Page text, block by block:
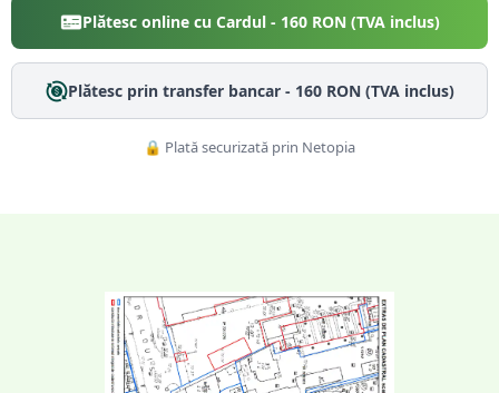
Plătesc online cu Cardul - 160RON (TVA inclus)
Plătesc prin transfer bancar - 160RON (TVA inclus)
🔒 Plată securizată prin Netopia